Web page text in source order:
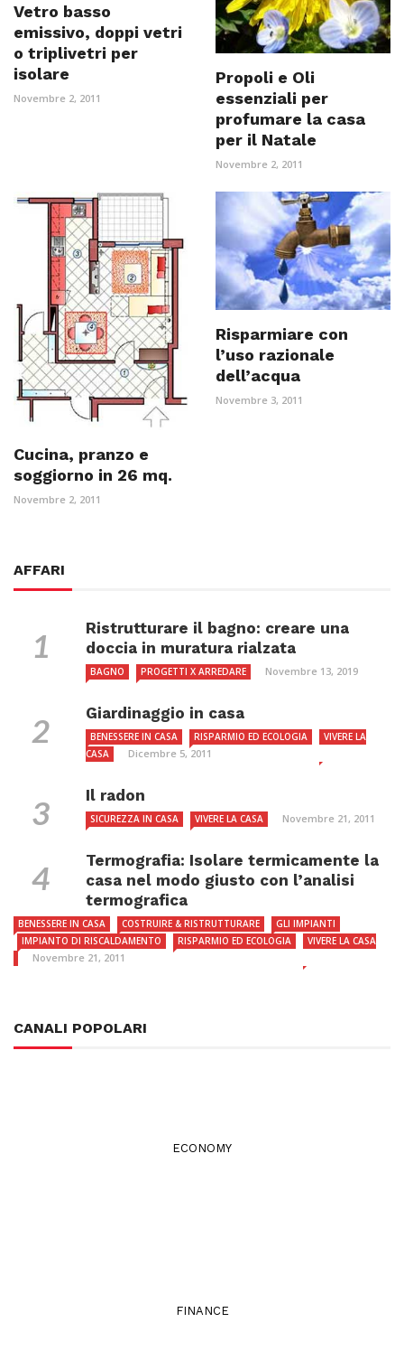
Vetro basso
emissivo, doppi vetri
o triplivetri per
isolare
Novembre 2, 2011
Propoli e Oli
essenziali per
profumare la casa
per il Natale
Novembre 2, 2011
Cucina, pranzo e
soggiorno in 26 mq.
Novembre 2, 2011
Risparmiare con
l’uso razionale
dell’acqua
Novembre 3, 2011
AFFARI
Ristrutturare il bagno: creare una
doccia in muratura rialzata
BAGNO PROGETTI X ARREDARE Novembre 13, 2019
Giardinaggio in casa
BENESSERE IN CASA RISPARMIO ED ECOLOGIA
VIVERE LA
CASA
Dicembre 5, 2011
Il radon
SICUREZZA IN CASA VIVERE LA CASA Novembre 21, 2011
Termografia: Isolare termicamente la
casa nel modo giusto con l’analisi
termografica
BENESSERE IN CASA COSTRUIRE & RISTRUTTURARE
GLI IMPIANTI
IMPIANTO DI RISCALDAMENTO
RISPARMIO ED ECOLOGIA VIVERE LA CASA
Novembre 21, 2011
CANALI POPOLARI
ECONOMY
FINANCE